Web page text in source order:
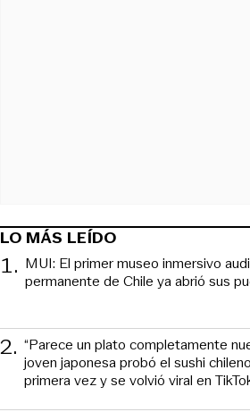
LO MÁS LEÍDO
1. MUI: El primer museo inmersivo
permanente de Chile ya abrió sus
2. “Parece un plato completamente
joven japonesa probó el sushi
primera vez y se volvió viral en